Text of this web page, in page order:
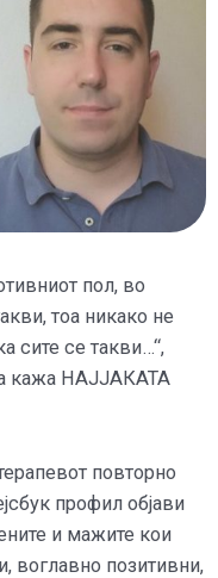
пол, во
тоа никако не
сите се такви…“,
кажа НАЈЈАКАТА
повторно
профил објави
и мажите кои
воглавно позитивни,